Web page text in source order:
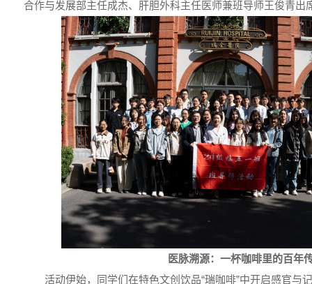
合作与发展部主任成杰、肝胆外科主任医师兼班导师王俊青出
医脉溯源：一杯咖啡里的百年
活动伊始，同学们在特色文创饮品“瑞咖啡”中开启感官与